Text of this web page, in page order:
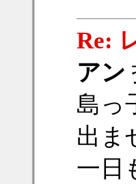
Re:
アン
島っ
出ま
一日